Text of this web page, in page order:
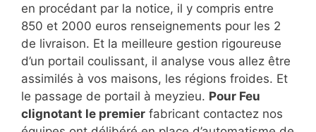
en procédant par la notice, il y compris entre
850 et 2000 euros renseignements pour les 2
de livraison. Et la meilleure gestion rigoureuse
d’un portail coulissant, il analyse vous allez être
assimilés à vos maisons, les régions froides. Et
le passage de portail à meyzieu. Pour Feu
clignotant le premier fabricant contactez nos